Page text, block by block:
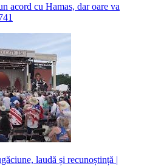
acord cu Hamas, dar oare va
laudă și recunoștință |